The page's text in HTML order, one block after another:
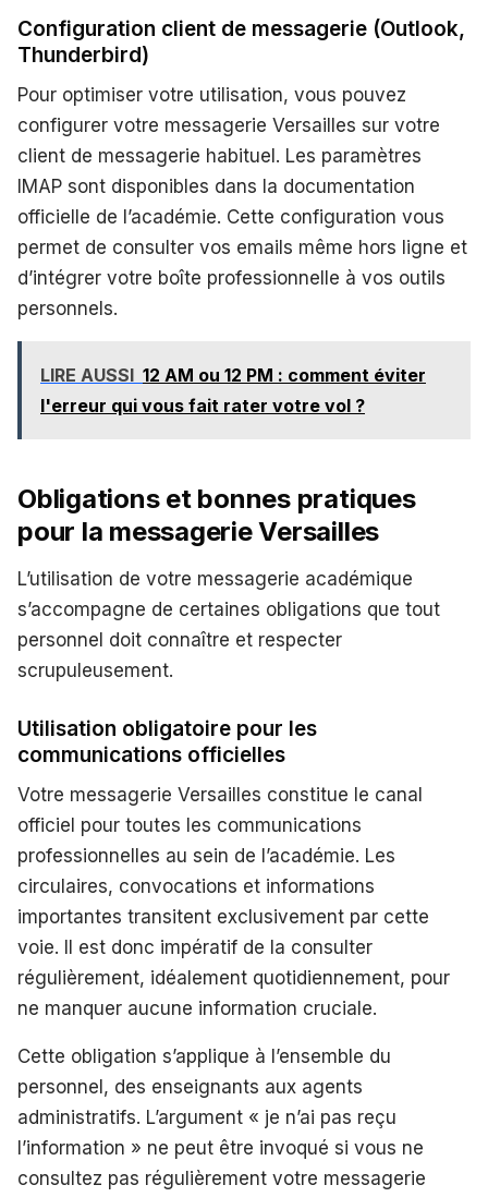
Configuration client de messagerie (Outlook,
Thunderbird)
Pour optimiser votre utilisation, vous pouvez
configurer votre messagerie Versailles sur votre
client de messagerie habituel. Les paramètres
IMAP sont disponibles dans la documentation
officielle de l’académie. Cette configuration vous
permet de consulter vos emails même hors ligne et
d’intégrer votre boîte professionnelle à vos outils
personnels.
LIRE AUSSI 12 AM ou 12 PM : comment éviter
l'erreur qui vous fait rater votre vol ?
Obligations et bonnes pratiques
pour la messagerie Versailles
L’utilisation de votre messagerie académique
s’accompagne de certaines obligations que tout
personnel doit connaître et respecter
scrupuleusement.
Utilisation obligatoire pour les
communications officielles
Votre messagerie Versailles constitue le canal
officiel pour toutes les communications
professionnelles au sein de l’académie. Les
circulaires, convocations et informations
importantes transitent exclusivement par cette
voie. Il est donc impératif de la consulter
régulièrement, idéalement quotidiennement, pour
ne manquer aucune information cruciale.
Cette obligation s’applique à l’ensemble du
personnel, des enseignants aux agents
administratifs. L’argument « je n’ai pas reçu
l’information » ne peut être invoqué si vous ne
consultez pas régulièrement votre messagerie